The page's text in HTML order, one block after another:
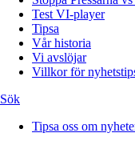
Test VI-player
Tipsa
Vår historia
Vi avslöjar
Villkor för
Sök
Tipsa oss om